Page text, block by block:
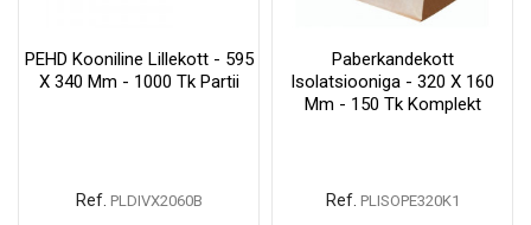
PEHD Kooniline Lillekott - 595
X 340 Mm - 1000 Tk Partii
Ref. PLDIVX2060B
Paberkandekott
Isolatsiooniga - 320 X 160
Mm - 150 Tk Komplekt
Ref. PLISOPE320K1